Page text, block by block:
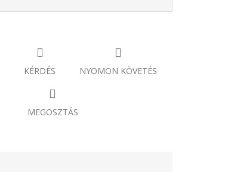
KÉRDÉS NYOMON KÖVETÉS
MEGOSZTÁS